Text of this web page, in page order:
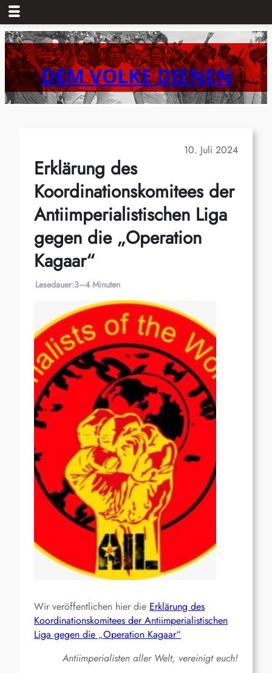
Zum
Inhalt
springenDEM VOLKE DIENEN
10. Juli 2024
Erklärung des
Koordinationskomitees der
Antiimperialistischen Liga
gegen die „Operation
Kagaar“
Lesedauer:3–4 Minuten
Wir veröffentlichen hier die Erklärung des
Koordinationskomitees der Antiimperialistischen
Liga gegen die „Operation Kagaar“
Antiimperialisten aller Welt, vereinigt euch!